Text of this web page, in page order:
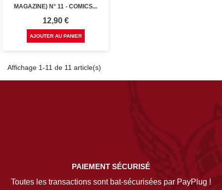
MAGAZINE) N° 11 - COMICS...
Prix
12,90 €
AJOUTER AU PANIER
Affichage 1-11 de 11 article(s)
PAIEMENT SÉCURISÉ
Toutes les transactions sont bat-sécurisées par PayPlug !